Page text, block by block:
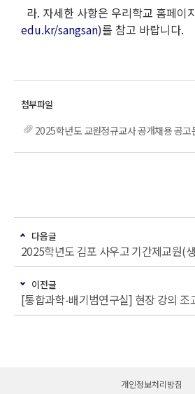
라. 자세한 사항은 우리학교 홈페이
edu.kr/sangsan)를 참고 바랍니다.
2025학년도 교원정규교사 공개채용 공
다음글
2025학년도 김포 사우고 기간제교원(
이전글
개인정보처리방침